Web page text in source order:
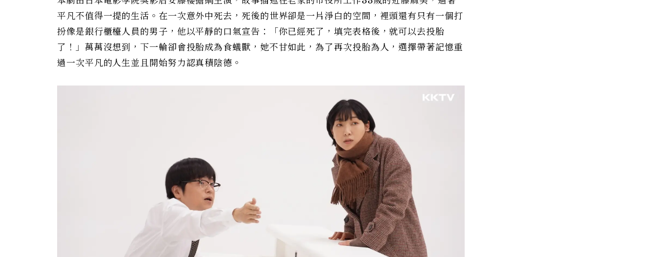
平凡不值得一提的生活。在一次意外中死去，死後的世界卻是一片淨白的空間，裡頭還有只有一個打
扮像是銀行櫃檯人員的男子，他以平靜的口氣宣告：「你已經死了，填完表格後，就可以去投胎
了！」萬萬沒想到，下一輪卻會投胎成為食蟻獸，她不甘如此，為了再次投胎為人，選擇帶著記憶重
過一次平凡的人生並且開始努力認真積陰德。